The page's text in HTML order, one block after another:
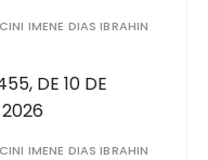
IMENE DIAS IBRAHIN
DE 10 DE
IMENE DIAS IBRAHIN